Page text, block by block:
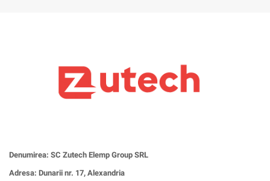
Denumirea: SC Zutech Elemp Group SRL
Adresa: Dunarii nr. 17, Alexandria